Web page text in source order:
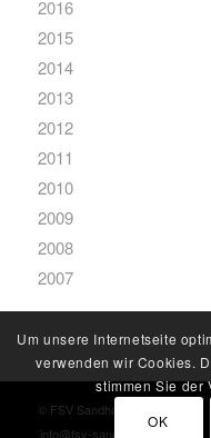
2016
2015
2014
2013
2012
2011
2010
2009
2008
2007
© FSV Sandharlanden
info@fsv-sandharlanden.de
Um unsere Internetseite
verwenden wir Cookies.
stimmen Sie der
OK